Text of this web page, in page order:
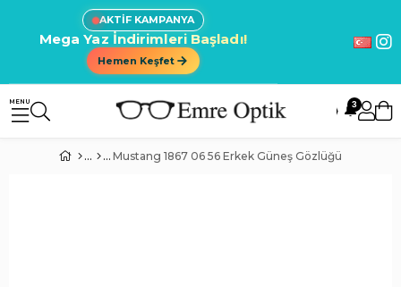
AKTİF KAMPANYA
Mega Yaz İndirimleri Başladı!
Hemen Keşfet
🔔
3
Mustang 1867 06 56 Erkek Güneş Gözlüğü